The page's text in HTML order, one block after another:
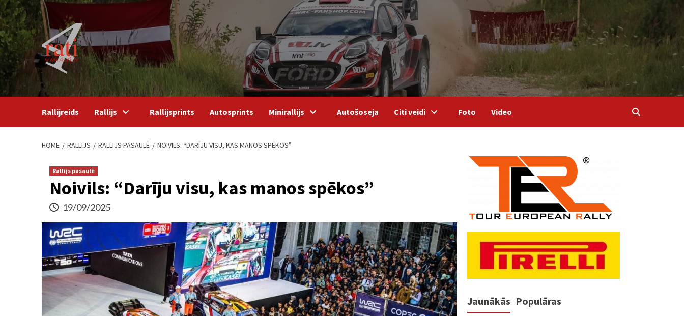
Skip
to
content
Rallijreids Rallijs Rallijsprints Autosprints Minirallijs Autošoseja Citi veidi Foto Video
HOME RALLIJS RALLIJS PASAULĒ NOIVILS: “DARĪJU VISU, KAS MANOS SPĒKOS”
Rallijs pasaulē
Noivils: “Darīju visu, kas manos spēkos”
19/09/2025
Jaunākās Populāras